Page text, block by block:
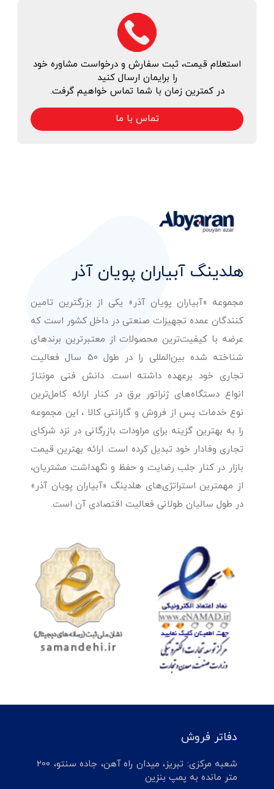
استعلام قیمت، ثبت سفارش و درخواست مشاوره خود
را برایمان ارسال کنید
در کمترین زمان با شما تماس خواهیم گرفت.
تماس با ما
هلدینگ آبیاران پویان آذر
مجموعه «آبیاران پویان آذر» یکی از بزرگترین تامین
کنندگان عمده تجهیزات صنعتی در داخل کشور است که
عرضه با کیفیت‌ترین محصولات از معتبرترین برندهای
شناخته شده بین‌المللی را در طول 50 سال فعالیت
تجاری خود برعهده داشته است. دانش فنی مونتاژ
انواع دستگاه‌های ژنراتور برق در کنار ارائه کامل‌ترین
نوع خدمات پس از فروش و گارانتی کالا ، این مجموعه
را به بهترین گزینه برای مراودات بازرگانی در نزد شرکای
تجاری وفادار خود تبدیل کرده است. ارائه بهترین قیمت
بازار در کنار جلب رضایت و حفظ و نگهداشت مشتریان،
از مهمترین استراتژی‌های هلدینگ «آبیاران پویان آذر»
در طول سالیان طولانی فعالیت اقتصادی آن است.
دفاتر فروش
شعبه مرکزی: تبریز، میدان راه آهن، جاده سنتو، 200
متر مانده به پمپ بنزین